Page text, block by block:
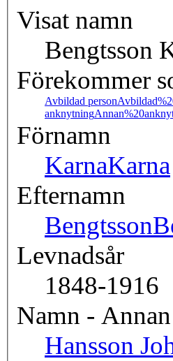
Visat namn
Bengtsson
Förekommer
Avbildad person
anknytning
Förnamn
KarnaKarna
Efternamn
Bengtsson
Levnadsår
1848-1916
Namn -
Hansson